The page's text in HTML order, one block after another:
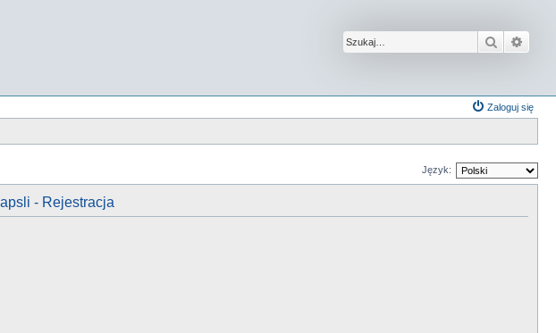
Szukaj
Zaloguj się
Język:
- Rejestracja